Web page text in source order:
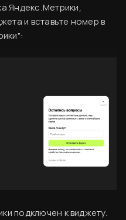
Яндекс.Метрики,
и вставьте номер в
подключен к виджету.